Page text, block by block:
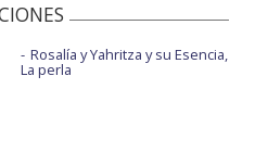
Rosalía y Yahritza y su Esencia,
La perla